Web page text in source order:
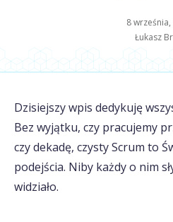
8
Łukasz
Dzisiejszy wpis dedykuję
Bez wyjątku, czy pracujemy
czy dekadę, czysty Scrum to
podejścia. Niby każdy o nim
widziało.